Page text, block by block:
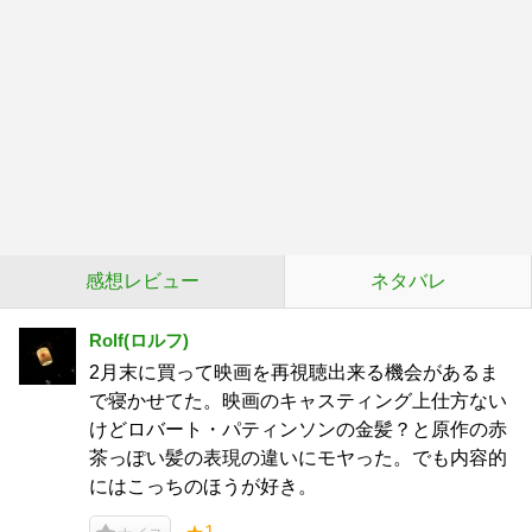
感想レビュー ネタバレ
Rolf(ロルフ)
2月末に買って映画を再視聴出来る機会があるま
で寝かせてた。映画のキャスティング上仕方ない
けどロバート・パティンソンの金髪？と原作の赤
茶っぽい髪の表現の違いにモヤった。でも内容的
にはこっちのほうが好き。